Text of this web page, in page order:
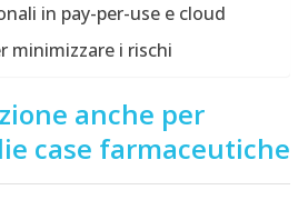
in pay-per-use e cloud
minimizzare i rischi
anche per
case farmaceutiche